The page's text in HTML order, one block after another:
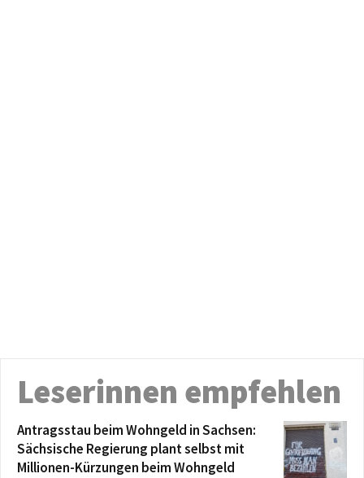
Leserinnen empfehlen
Antragsstau beim Wohngeld in Sachsen:
Sächsische Regierung plant selbst mit
Millionen-Kürzungen beim Wohngeld